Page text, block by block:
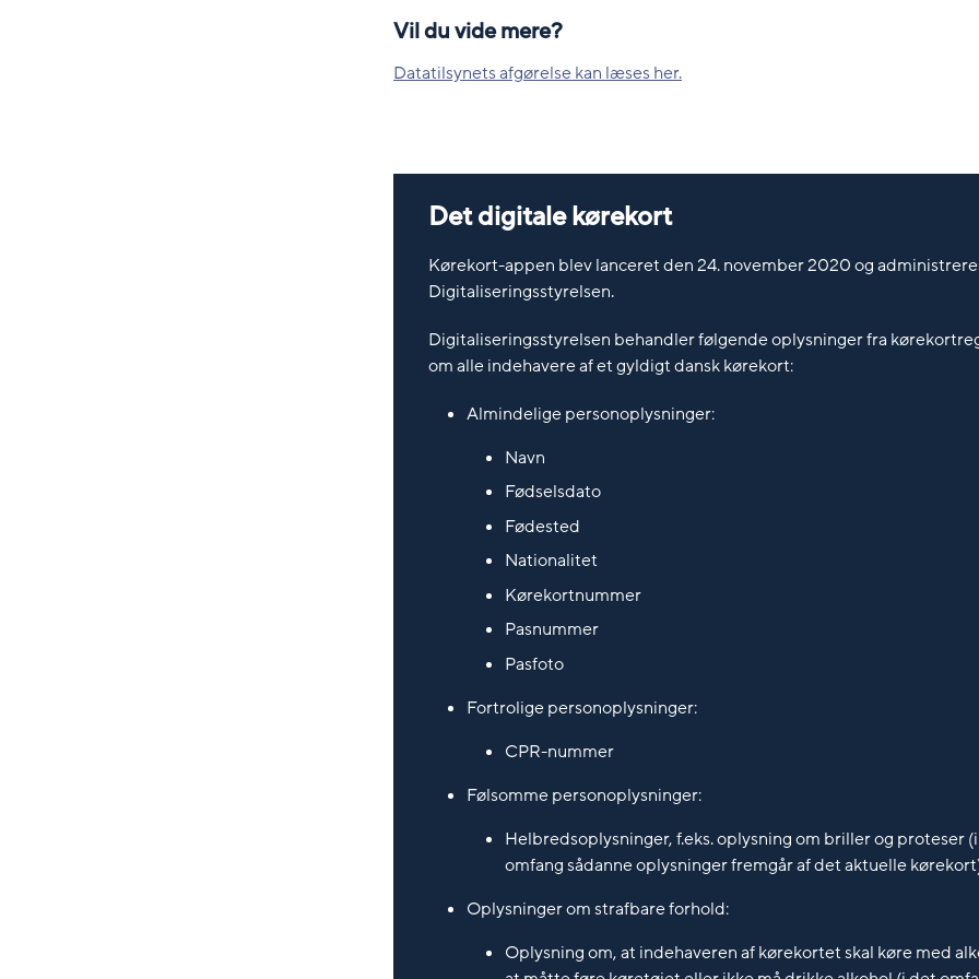
Vil du vide mere?
Datatilsynets afgørelse kan læses her.
Det digitale kørekort
Kørekort-appen blev lanceret den 24. november 2020 og
Digitaliseringsstyrelsen.
Digitaliseringsstyrelsen behandler følgende oplysninger fra
om alle indehavere af et gyldigt dansk kørekort:
Almindelige personoplysninger:
Navn
Fødselsdato
Fødested
Nationalitet
Kørekortnummer
Pasnummer
Pasfoto
Fortrolige personoplysninger:
CPR-nummer
Følsomme personoplysninger:
Helbredsoplysninger, f.eks. oplysning om briller og proteser
omfang sådanne oplysninger fremgår af det aktuelle
Oplysninger om strafbare forhold:
Oplysning om, at indehaveren af kørekortet skal køre med